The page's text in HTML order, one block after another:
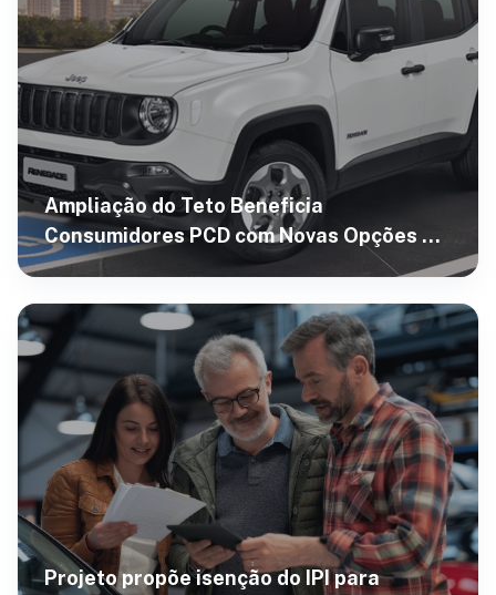
Ampliação do Teto Beneficia
Consumidores PCD com Novas Opções de
SUVs em 2024
Projeto propõe isenção do IPI para